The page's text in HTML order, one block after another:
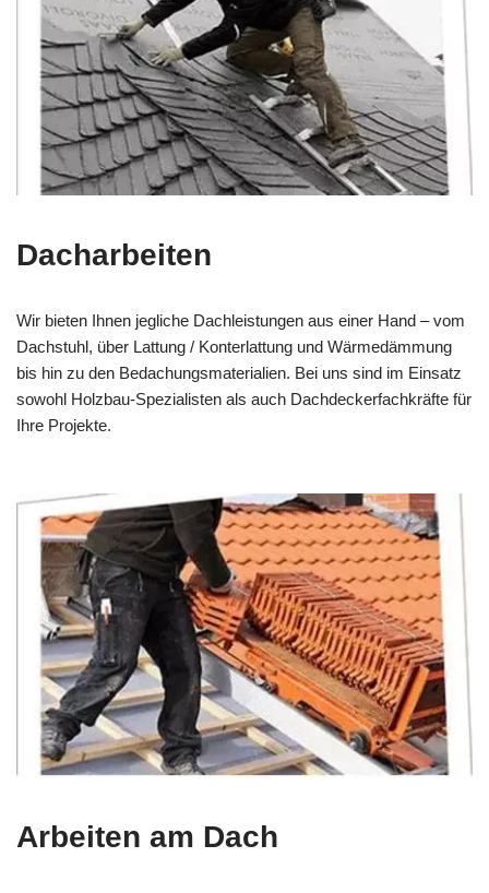
Dacharbeiten
Wir bieten Ihnen jegliche Dachleistungen aus einer Hand – vom
Dachstuhl, über Lattung / Konterlattung und Wärmedämmung
bis hin zu den Bedachungsmaterialien. Bei uns sind im Einsatz
sowohl Holzbau-Spezialisten als auch Dachdeckerfachkräfte für
Ihre Projekte.
Arbeiten am Dach